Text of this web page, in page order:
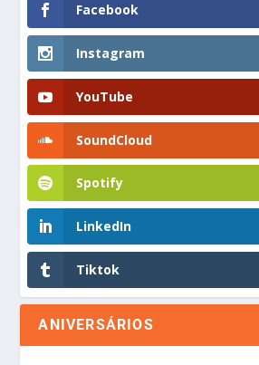
Facebook
Instagram
YouTube
SoundCloud
Spotify
LinkedIn
Tiktok
ANIVERSÁRIOS